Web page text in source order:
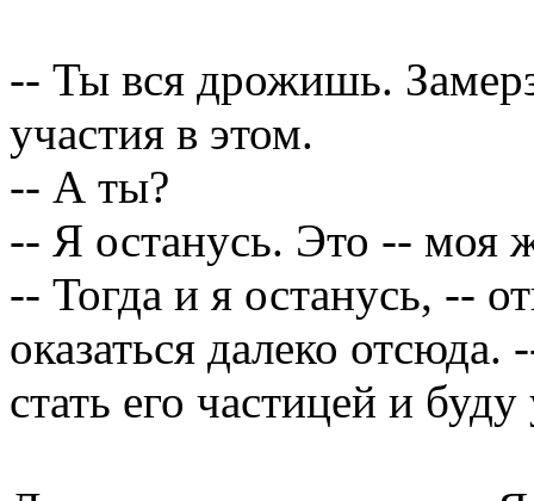
-- Ты вся дрожишь.
участия в этом.
-- А ты?
-- Я останусь. Это -- моя
-- Тогда и я останусь, --
оказаться далеко
стать его частицей и